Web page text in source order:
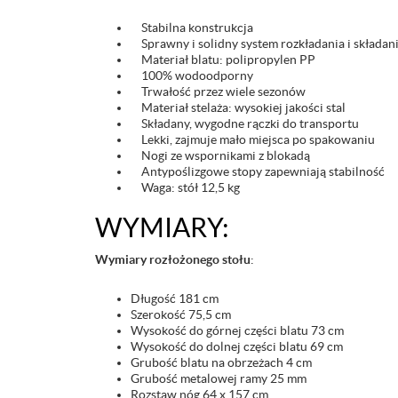
Stabilna konstrukcja
Sprawny i solidny system rozkładania i
Materiał blatu: polipropylen PP
100% wodoodporny
Trwałość przez wiele sezonów
Materiał stelaża: wysokiej jakości stal
Składany, wygodne rączki do transportu
Lekki, zajmuje mało miejsca po spakowaniu
Nogi ze wspornikami z blokadą
Antypoślizgowe stopy zapewniają stabilność
Waga: stół 12,5 kg
WYMIARY:
Wymiary rozłożonego stołu:
Długość 181 cm
Szerokość 75,5 cm
Wysokość do górnej części blatu 73 cm
Wysokość do dolnej części blatu 69 cm
Grubość blatu na obrzeżach 4 cm
Grubość metalowej ramy 25 mm
Rozstaw nóg 64 x 157 cm